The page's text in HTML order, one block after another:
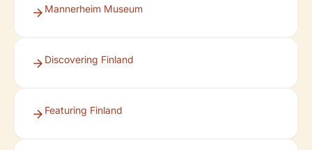
Mannerheim Museum
Discovering Finland
Featuring Finland